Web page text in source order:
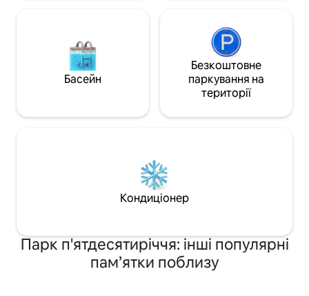
Басейн
Безкоштовне
паркування на
території
Кондиціонер
Парк п'ятдесятиріччя: інші популярні
пам’ятки поблизу